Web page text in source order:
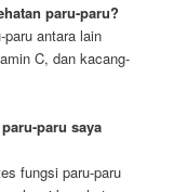
paru-paru?
antara lain
C, dan kacang-
paru saya
fungsi paru-paru